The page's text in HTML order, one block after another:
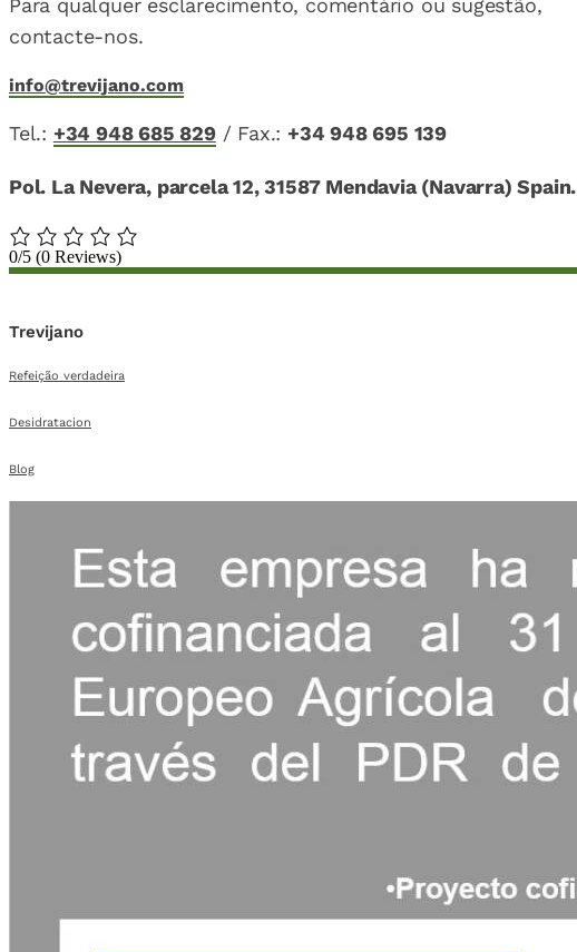
Para qualquer esclarecimento, comentário ou sugestão,
contacte-nos.
info@trevijano.com
Tel.: +34 948 685 829 / Fax.: +34 948 695 139
Pol. La Nevera, parcela 12, 31587 Mendavia (Navarra) Spain.
0/5 (0 Reviews)
Trevijano
Refeição verdadeira
Desidratacion
Blog